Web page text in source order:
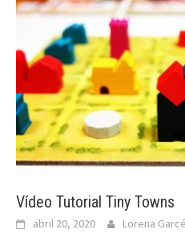
Vídeo Tutorial Tiny Towns
abril 20, 2020 Lorena